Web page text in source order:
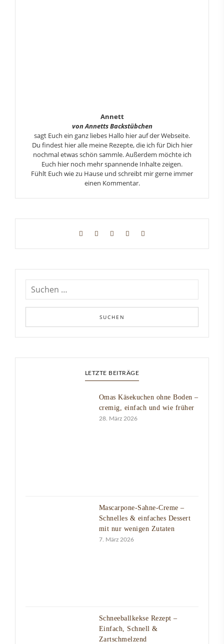
Annett
von Annetts Backstübchen
sagt Euch ein ganz liebes Hallo hier auf der Webseite.
Du findest hier alle meine Rezepte, die ich für Dich hier
nochmal etwas schön sammle. Außerdem möchte ich
Euch hier noch mehr spannende Inhalte zeigen.
Fühlt Euch wie zu Hause und schreibt mir gerne immer
einen Kommentar.
LETZTE BEITRÄGE
Omas Käsekuchen ohne Boden –
cremig, einfach und wie früher
28. März 2026
Mascarpone-Sahne-Creme –
Schnelles & einfaches Dessert
mit nur wenigen Zutaten
7. März 2026
Schneeballkekse Rezept –
Einfach, Schnell &
Zartschmelzend